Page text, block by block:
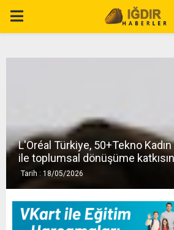
P
AL'Oréal Türkiye, 50+Tekno
ile toplumsal dönüşüme
Tarih : 18/05/2026